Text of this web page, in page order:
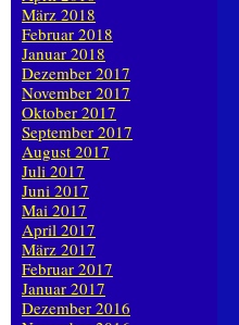
März 2018
Februar 2018
Januar 2018
Dezember 2017
November 2017
Oktober 2017
September 2017
August 2017
Juli 2017
Juni 2017
Mai 2017
April 2017
März 2017
Februar 2017
Januar 2017
Dezember 2016